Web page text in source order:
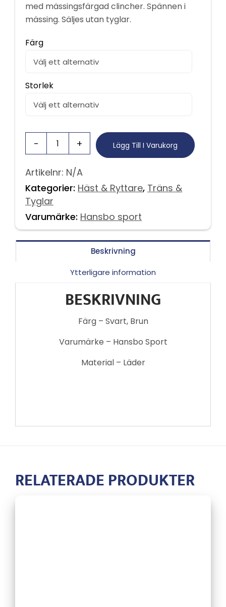
med mässingsfärgad clincher. Spännen i
mässing. Säljes utan tyglar.
Färg
Storlek
Lägg Till I Varukorg
Artikelnr: N/A
Kategorier: Häst & Ryttare, Träns &
Tyglar
Varumärke: Hansbo sport
Beskrivning
Ytterligare information
BESKRIVNING
Färg – Svart, Brun
Varumärke – Hansbo Sport
Material – Läder
RELATERADE PRODUKTER